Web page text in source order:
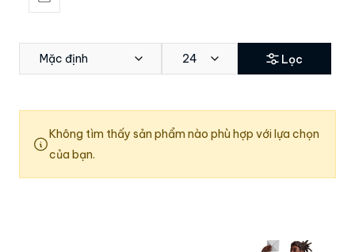
Mặc định 24 Lọc
Không tìm thấy sản phẩm nào phù hợp với lựa chọn
của bạn.